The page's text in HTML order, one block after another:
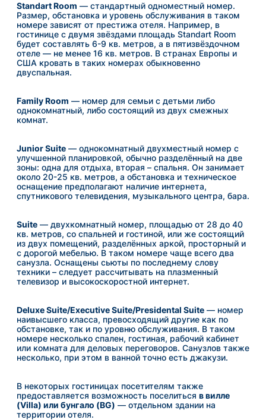
Standart Room — стандартный одноместный номер.
Размер, обстановка и уровень обслуживания в таком
номере зависят от престижа отеля. Например, в
гостинице с двумя звёздами площадь Standart Room
будет составлять 6-9 кв. метров, а в пятизвёздочном
отеле — не менее 16 кв. метров. В странах Европы и
США кровать в таких номерах обыкновенно
двуспальная.
Family Room — номер для семьи с детьми либо
однокомнатный, либо состоящий из двух смежных
комнат.
Junior Suite — однокомнатный двухместный номер с
улучшенной планировкой, обычно разделённый на две
зоны: одна для отдыха, вторая – спальня. Он занимает
около 20-25 кв. метров, а обстановка и техническое
оснащение предполагают наличие интернета,
спутникового телевидения, музыкального центра, бара.
Suite — двухкомнатный номер, площадью от 28 до 40
кв. метров, со спальней и гостиной, или же состоящий
из двух помещений, разделённых аркой, просторный и
с дорогой мебелью. В таком номере чаще всего два
санузла. Оснащены сьюты по последнему слову
техники – следует рассчитывать на плазменный
телевизор и высокоскоростной интернет.
Deluxe Suite/Executive Suite/Presidental Suite — номер
наивысшего класса, превосходящий другие как по
обстановке, так и по уровню обслуживания. В таком
номере несколько спален, гостиная, рабочий кабинет
или комната для деловых переговоров. Санузлов также
несколько, при этом в ванной точно есть джакузи.
В некоторых гостиницах посетителям также
предоставляется возможность поселиться в вилле
(Villa) или бунгало (BG) — отдельном здании на
территории отеля.